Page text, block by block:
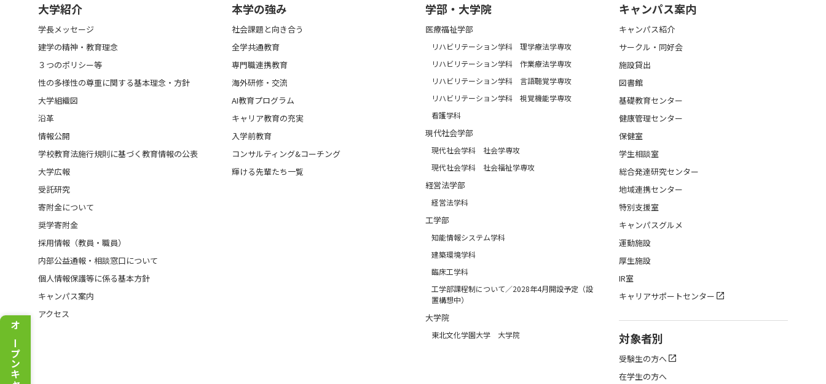
大学紹介
学長メッセージ
建学の精神・教育理念
３つのポリシー等
性の多様性の尊重に関する基本理念・方針
大学組織図
沿革
情報公開
学校教育法施行規則に基づく教育情報の公表
大学広報
受託研究
寄附金について
奨学寄附金
採用情報（教員・職員）
内部公益通報・相談窓口について
個人情報保護等に係る基本方針
キャンパス案内
アクセス
本学の強み
社会課題と向き合う
全学共通教育
専門職連携教育
海外研修・交流
AI教育プログラム
キャリア教育の充実
入学前教育
コンサルティング&コーチング
輝ける先輩たち一覧
学部・大学院
医療福祉学部
リハビリテーション学科 理学療法学専攻
リハビリテーション学科 作業療法学専攻
リハビリテーション学科 言語聴覚学専攻
リハビリテーション学科 視覚機能学専攻
看護学科
現代社会学部
現代社会学科 社会学専攻
現代社会学科 社会福祉学専攻
経営法学部
経営法学科
工学部
知能情報システム学科
建築環境学科
臨床工学科
工学部課程制について／2028年4月開設予定（設
置構想中）
大学院
東北文化学園大学 大学院
キャンパス案内
キャンパス紹介
サークル・同好会
施設貸出
図書館
基礎教育センター
健康管理センター
保健室
学生相談室
総合発達研究センター
地域連携センター
特別支援室
キャンパスグルメ
運動施設
厚生施設
IR室
キャリアサポートセンター
対象者別
受験生の方へ
在学生の方へ